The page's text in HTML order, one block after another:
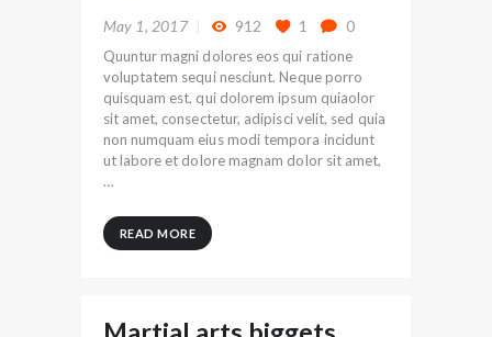
May 1, 2017 912 1 0
Quuntur magni dolores eos qui ratione
voluptatem sequi nesciunt. Neque porro
quisquam est, qui dolorem ipsum quiaolor
sit amet, consectetur, adipisci velit, sed quia
non numquam eius modi tempora incidunt
ut labore et dolore magnam dolor sit amet,
…
READ MORE